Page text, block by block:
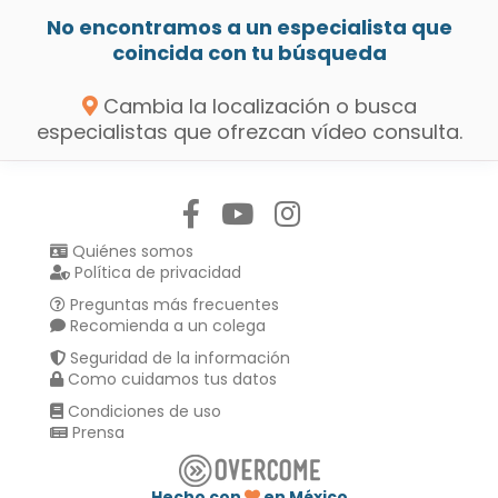
No encontramos a un especialista que
coincida con tu búsqueda
Cambia la localización o busca
especialistas que ofrezcan vídeo consulta.
Quiénes somos
Política de privacidad
Preguntas más frecuentes
Recomienda a un colega
Seguridad de la información
Como cuidamos tus datos
Condiciones de uso
Prensa